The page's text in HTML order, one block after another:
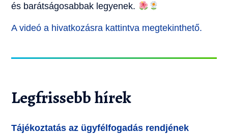
és barátságosabbak legyenek.
A videó a hivatkozásra kattintva megtekinthető.
Legfrissebb hírek
Tájékoztatás az ügyfélfogadás rendjének